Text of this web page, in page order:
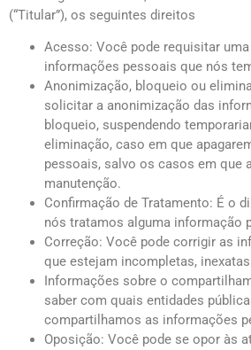
(“Titular”), os seguintes direitos
Acesso: Você pode requisitar
informações pessoais que nós
Anonimização, bloqueio ou
solicitar a anonimização das
bloqueio, suspendendo
eliminação, caso em que
pessoais, salvo os casos em que
manutenção.
Confirmação de Tratamento: É o
nós tratamos alguma informação
Correção: Você pode corrigir as
que estejam incompletas,
Informações sobre o
saber com quais entidades
compartilhamos as informações
Oposição: Você pode se opor às